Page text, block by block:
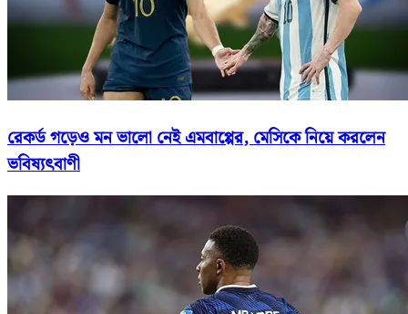
রেকর্ড গড়েও মন ভালো নেই এমবাপ্পের, মেসিকে নিয়ে করলেন
ভবিষ্যৎবাণী